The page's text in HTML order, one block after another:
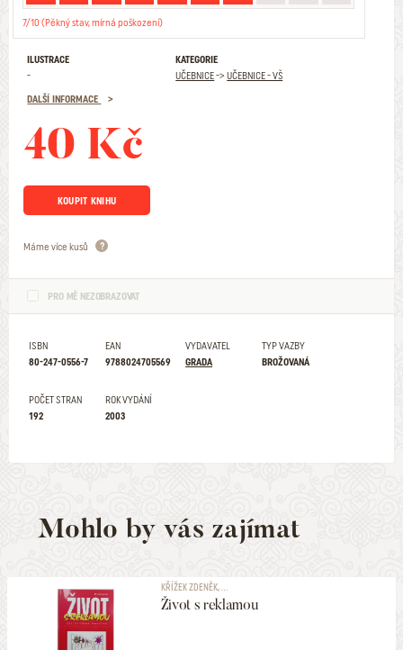
7/10 (Pěkný stav, mírná poškození)
ILUSTRACE
-
KATEGORIE
UČEBNICE->UČEBNICE - VŠ
DALŠÍ INFORMACE
40 Kč
KOUPIT KNIHU
Máme více kusů
PRO MĚ NEZOBRAZOVAT
ISBN
80-247-0556-7
EAN
9788024705569
VYDAVATEL
GRADA
TYP VAZBY
BROŽOVANÁ
POČET STRAN
192
ROK VYDÁNÍ
2003
Mohlo by vás zajímat
KŘÍŽEK ZDENĚK, ...
Život s reklamou